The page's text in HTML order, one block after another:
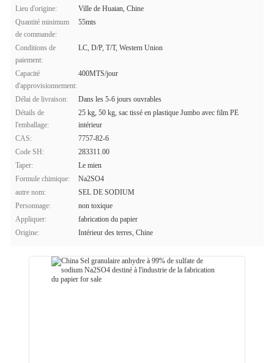
Lieu d'origine:
Ville de Huaian, Chine
Quantité minimum
de commande:
55mts
Conditions de
paiement:
LC, D/P, T/T, Western Union
Capacité
d'approvisionnement:
400MTS/jour
Délai de livraison:
Dans les 5-6 jours ouvrables
Détails de
l'emballage:
25 kg, 50 kg, sac tissé en plastique Jumbo avec film PE
intérieur
CAS:
7757-82-6
Code SH:
283311.00
Taper:
Le mien
Formule chimique:
Na2SO4
autre nom:
SEL DE SODIUM
Personnage:
non toxique
Appliquer:
fabrication du papier
Origine:
Intérieur des terres, Chine